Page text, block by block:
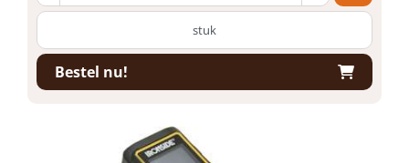
stuk
Bestel nu!